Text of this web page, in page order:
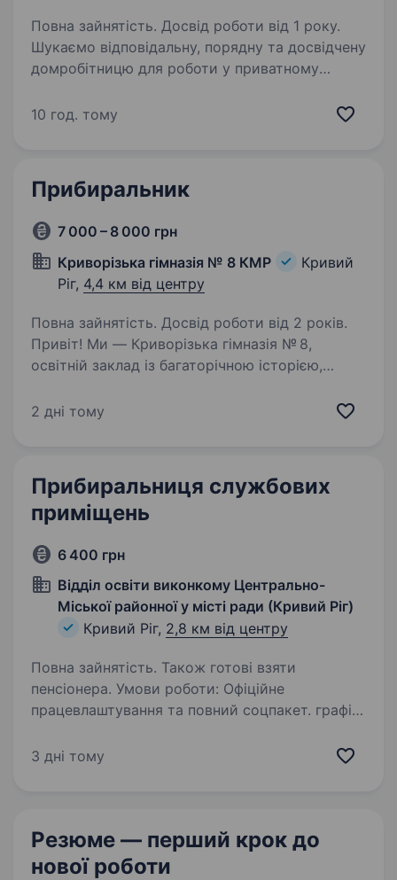
Повна зайнятість. Досвід роботи від 1 року.
Шукаємо відповідальну, порядну та досвідчену
домробітницю для роботи у приватному
яка цінує чистоту, взаємну повагу та чесність.
10 год. тому
Прибиральник
7 000 – 8 000 грн
Криворізька гімназія № 8 КМР
Кривий
Ріг, 4,4 км від центру
Повна зайнятість. Досвід роботи від 2 років.
Привіт! Ми — Криворізька гімназія № 8,
освітній заклад із багаторічною історією,
Кривого Рогу. Запрошуємо до нашої дружньої
2 дні тому
Прибиральниця службових
приміщень
6 400 грн
Відділ освіти виконкому Центрально-
Міської районної у місті ради (Кривий Ріг)
Кривий Ріг, 2,8 км від центру
Повна зайнятість. Також готові взяти
пенсіонера. Умови роботи: Офіційне
працевлаштування та повний соцпакет. графік
відпустки та лікарняні; Обов’язки: Прибирання
3 дні тому
Резюме — перший крок до
нової роботи